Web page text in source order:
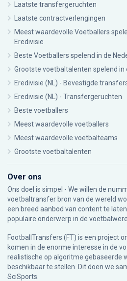
Laatste transfergeruchten
Laatste contractverlengingen
Meest waardevolle Voetballers
Eredivisie
Beste Voetballers spelend in de
Grootste voetbaltalenten spelend in
Eredivisie (NL) - Bevestigde
Eredivisie (NL) - Transfergeruchten
Beste voetballers
Meest waardevolle voetballers
Meest waardevolle voetbalteams
Grootste voetbaltalenten
Over ons
Ons doel is simpel - We willen de
voetbaltransfer bron van de wereld
een breed aanbod van content te
populaire onderwerp in de
FootballTransfers (FT) is een project
komen in de enorme interesse in de
realistische op algoritme gebaseerde
beschikbaar te stellen. Dit doen we
SciSports